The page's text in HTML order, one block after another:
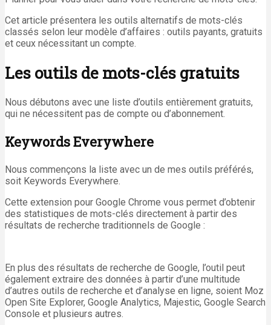
Cet article présentera les outils alternatifs de mots-clés
classés selon leur modèle d’affaires : outils payants, gratuits
et ceux nécessitant un compte.
Les outils de mots-clés gratuits
Nous débutons avec une liste d’outils entièrement gratuits,
qui ne nécessitent pas de compte ou d’abonnement.
Keywords Everywhere
Nous commençons la liste avec un de mes outils préférés,
soit Keywords Everywhere.
Cette extension pour Google Chrome vous permet d’obtenir
des statistiques de mots-clés directement à partir des
résultats de recherche traditionnels de Google :
En plus des résultats de recherche de Google, l’outil peut
également extraire des données à partir d’une multitude
d’autres outils de recherche et d’analyse en ligne, soient Moz
Open Site Explorer, Google Analytics, Majestic, Google Search
Console et plusieurs autres.